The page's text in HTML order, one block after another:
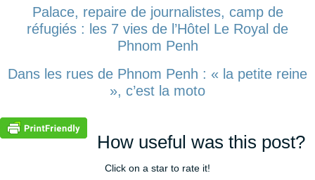
Palace, repaire de journalistes, camp de
réfugiés : les 7 vies de l’Hôtel Le Royal de
Phnom Penh
Dans les rues de Phnom Penh : « la petite reine
», c’est la moto
How useful was this post?
Click on a star to rate it!